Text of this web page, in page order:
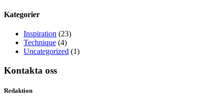
Kategorier
Inspiration (23)
Technique (4)
Uncategorized (1)
Kontakta oss
Redaktion